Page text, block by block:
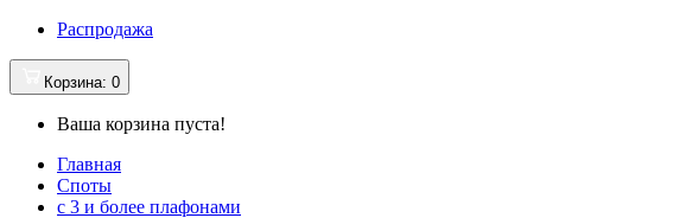
Распродажа
Корзина: 0
Ваша корзина пуста!
Главная
Споты
с 3 и более плафонами